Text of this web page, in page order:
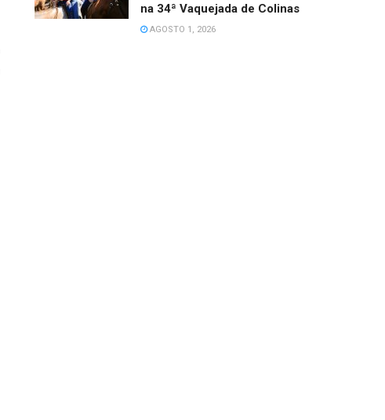
na 34ª Vaquejada de Colinas
AGOSTO 1, 2026